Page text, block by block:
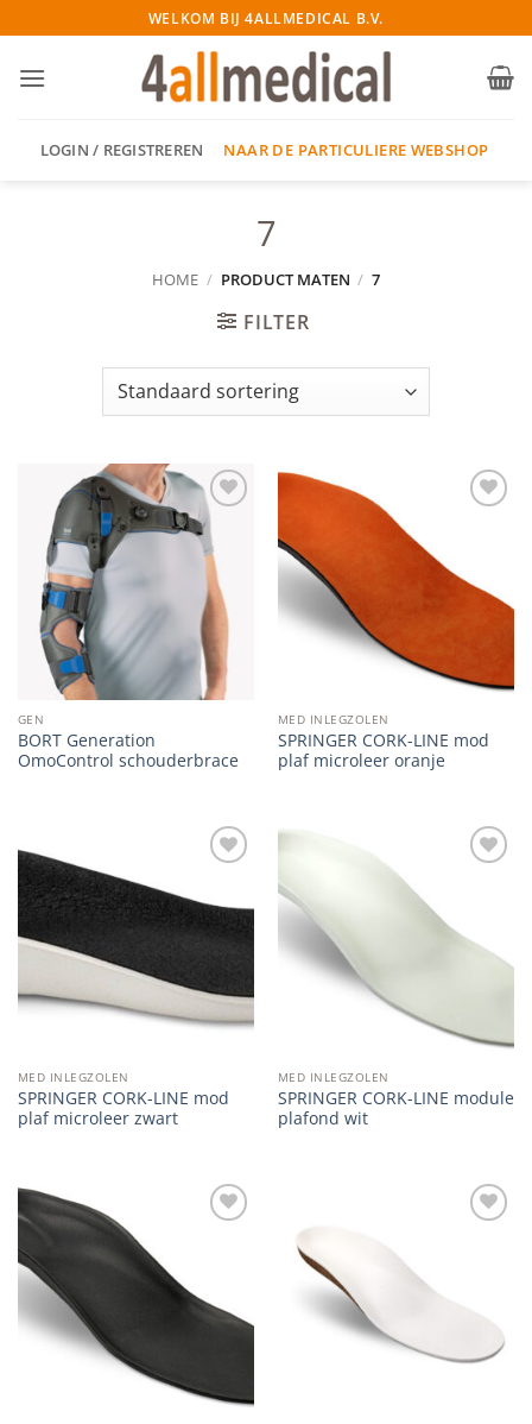
naar
inhoud
WELKOM BIJ 4ALLMEDICAL B.V.
LOGIN / REGISTREREN NAAR DE PARTICULIERE WEBSHOP
7
HOME / PRODUCT MATEN / 7
FILTER
Add to
wishlist
GEN
BORT Generation
OmoControl schouderbrace
MED INLEGZOLEN
SPRINGER CORK-LINE mod
plaf microleer oranje
wishlist
MED INLEGZOLEN
SPRINGER CORK-LINE mod
plaf microleer zwart
MED INLEGZOLEN
SPRINGER CORK-LINE module
plafond wit